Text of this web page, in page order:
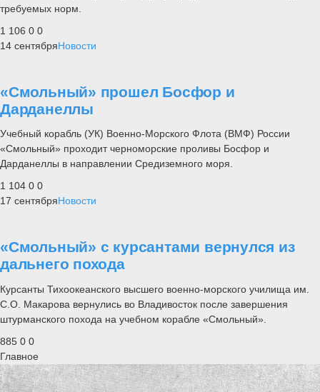
требуемых норм.
1 106 0 0
14 сентябряНовости
«Смольный» прошел Босфор и
Дарданеллы
Учебный корабль (УК) Военно-Морского Флота (ВМФ) России
«Смольный» проходит черноморские проливы Босфор и
Дарданеллы в направлении Средиземного моря.
1 104 0 0
17 сентябряНовости
«Смольный» с курсантами вернулся из
дальнего похода
Курсанты Тихоокеанского высшего военно-морского училища им.
С.О. Макарова вернулись во Владивосток после завершения
штурманского похода на учебном корабле «Смольный».
885 0 0
Главное